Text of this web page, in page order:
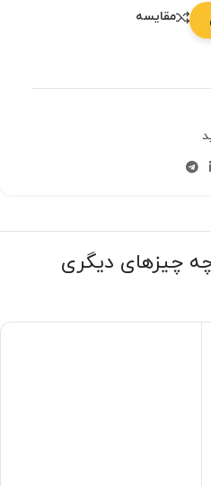
مقایسه
چه چیزهای دیگری